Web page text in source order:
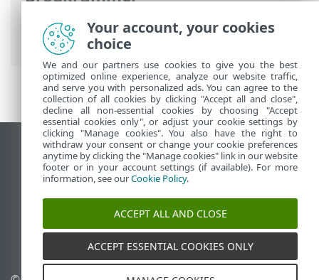
ESET-onlinehjælp>ESET Security
Ultimate
>Introduktion > Profiler
Vis computerwebsted
End of Life
ESET-vidensbase
ESET-forum
ESET Status Portal
Regional support
Your account, your cookies
choice
We and our partners use cookies to give you the best
optimized online experience, analyze our website traffic,
and serve you with personalized ads. You can agree to the
collection of all cookies by clicking "Accept all and close",
decline all non-essential cookies by choosing "Accept
essential cookies only", or adjust your cookie settings by
clicking "Manage cookies". You also have the right to
withdraw your consent or change your cookie preferences
anytime by clicking the "Manage cookies" link in our website
footer or in your account settings (if available). For more
information, see ourCookie Policy.
ACCEPT ALL AND CLOSE
ACCEPT ESSENTIAL COOKIES ONLY